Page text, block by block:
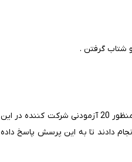
و شتاب گرفتن .
بدیهی است که دست یابی به این اهداف مستلزم طراحی تمرین بر اساس یافته های علمی می باشد . بدین منظور 20 آزمودنی شرکت کننده در این
و تمرینات منتخب پلایومتریک و با وزنه را به مدت 8 هفته و کلاً 24 جلسه انجام دادند تا به این پرسش پاسخ داده